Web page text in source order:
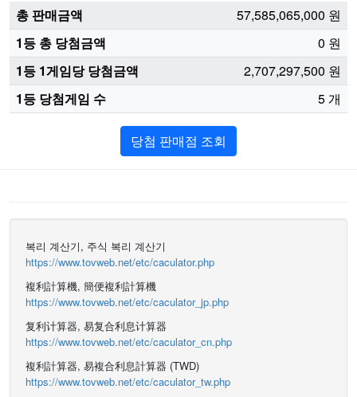
총 판매금액 57,585,065,000 원
1등 총 당첨금액
0 원
1등 1게임당 당첨금액
2,707,297,500 원
1등 당첨게임 수
5개
당첨 판매점 조회
복리 계산기, 주식 복리 계산기
https://www.tovweb.net/etc/caculator.php
複利計算機, 簡便複利計算機
https://www.tovweb.net/etc/caculator_jp.php
复利计算器, 易复合利息计算器
https://www.tovweb.net/etc/caculator_cn.php
複利計算器, 易複合利息計算器 (TWD)
https://www.tovweb.net/etc/caculator_tw.php